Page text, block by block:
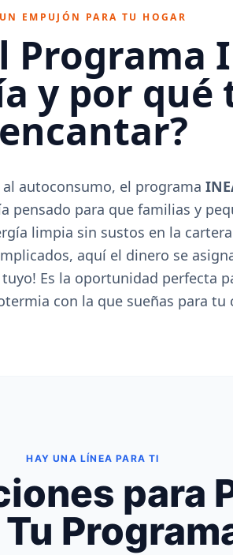
UN EMPUJÓN PARA TU HOGAR
Programa
y por qué
encantar?
al autoconsumo, el programa
pensado para que familias y
limpia sin sustos en la
aquí el dinero se
Es la oportunidad perfecta
con la que sueñas para tu
HAY UNA LÍNEA PARA TI
para